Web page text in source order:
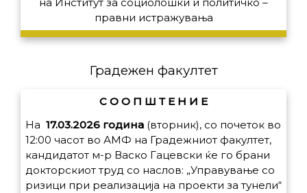
на Институт за социолошки и политичко –
правни истражувања
Градежен факултет
С О О П Ш Т Е Н И Е
На 17.03.2026 година (вторник), со почеток во
12:00 часот во АМФ на Градежниот факултет,
кандидатот м-р Васко Гацевски ќе го брани
докторскиот труд со наслов: „Управување со
ризици при реализација на проекти за тунели“